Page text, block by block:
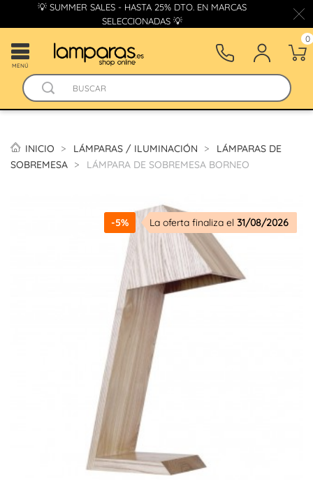
💡 SUMMER SALES - HASTA 25% DTO. EN MARCAS
SELECCIONADAS 💡
MENÚ
0
INICIO LÁMPARAS / ILUMINACIÓN
LÁMPARAS DE
SOBREMESA
LÁMPARA DE SOBREMESA BORNEO
-5% La oferta finaliza el 31/08/2026